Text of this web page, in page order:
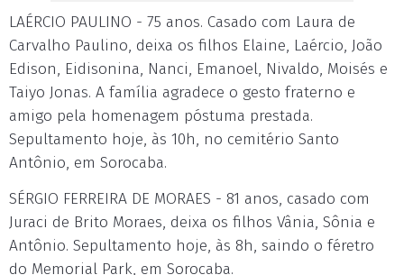
LAÉRCIO PAULINO - 75 anos. Casado com Laura de
Carvalho Paulino, deixa os filhos Elaine, Laércio, João
Edison, Eidisonina, Nanci, Emanoel, Nivaldo, Moisés e
Taiyo Jonas. A família agradece o gesto fraterno e
amigo pela homenagem póstuma prestada.
Sepultamento hoje, às 10h, no cemitério Santo
Antônio, em Sorocaba.
SÉRGIO FERREIRA DE MORAES - 81 anos, casado com
Juraci de Brito Moraes, deixa os filhos Vânia, Sônia e
Antônio. Sepultamento hoje, às 8h, saindo o féretro
do Memorial Park, em Sorocaba.